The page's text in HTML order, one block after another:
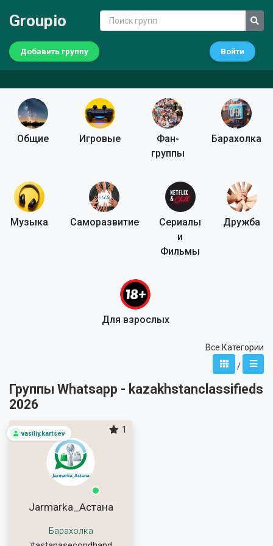
Groupio
Добавить группу Войти
Общие Игровые
Фан-
группы
Барахолка
Музыка Саморазвитие
Сериалы
и
Фильмы
Дружба
Для взрослых
Все Категории
/
Группы Whatsapp - kazakhstanclassifieds
2026
vasiliy.kartsev 1
Jarmarka_Астана
Барахолка